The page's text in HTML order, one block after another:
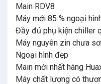
Main RDV8
Máy mới 85 % ngoại
Đầy đủ phụ kiện chiller
Máy nguyên zin chưa
Ngoại hình đẹp
Main mới nhất hãng
Máy chất lượng có